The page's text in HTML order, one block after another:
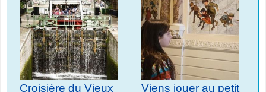
Croisière du Vieux
Viens jouer au petit